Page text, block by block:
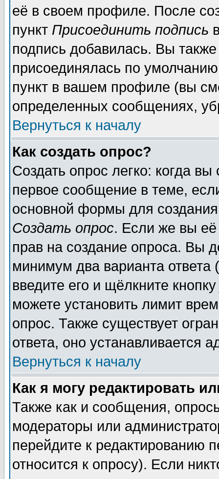
её в своем профиле. После
пункт Присоединить подпись
подпись добавилась. Вы
присоединялась по
пункт в вашем профиле (вы
определенных сообщениях,
Вернуться к началу
Как создать опрос?
Создать опрос легко: когда
первое сообщение в теме,
основной формы для
Создать опрос. Если же вы её
прав на создание опроса. Вы
минимум два варианта ответа
введите его и щёлкните
можете установить лимит
опрос. Также существует
ответа, оно устанавливается
Вернуться к началу
Как я могу редактировать
Также как и сообщения,
модераторы или
перейдите к редактированию
относится к опросу). Если